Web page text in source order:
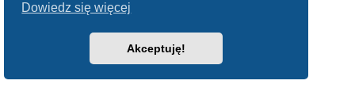
Dowiedz się więcej
Akceptuję!